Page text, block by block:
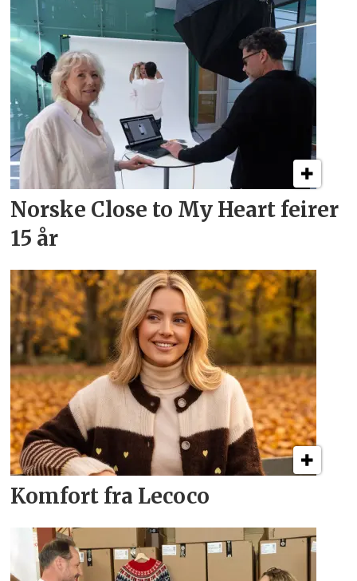
Norske Close to My Heart feirer
15 år
Komfort fra Lecoco